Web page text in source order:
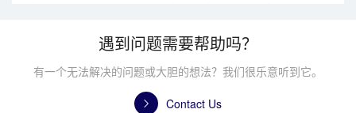
遇到问题需要帮助吗？
有一个无法解决的问题或大胆的想法？我们很乐意听到它。
Contact Us